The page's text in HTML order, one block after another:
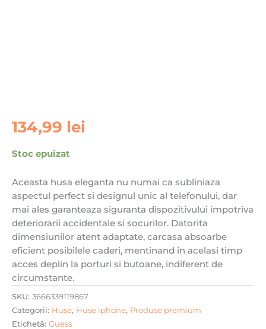
134,99 lei
Stoc epuizat
Aceasta husa eleganta nu numai ca subliniaza
aspectul perfect si designul unic al telefonului, dar
mai ales garanteaza siguranta dispozitivului impotriva
deteriorarii accidentale si socurilor. Datorita
dimensiunilor atent adaptate, carcasa absoarbe
eficient posibilele caderi, mentinand in acelasi timp
acces deplin la porturi si butoane, indiferent de
circumstante.
SKU: 3666339119867
Categorii: Huse, Huse iphone, Produse premium
Etichetă: Guess